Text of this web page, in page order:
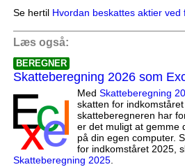
Se hertil Hvordan beskattes aktier
Læs også:
BEREGNER
Skatteberegning 2026 som
Med Skatteberegning
skatten for
skatteberegneren har
er det muligt at gemme
på din egen computer.
for indkomståret 2025,
Skatteberegning 2025.